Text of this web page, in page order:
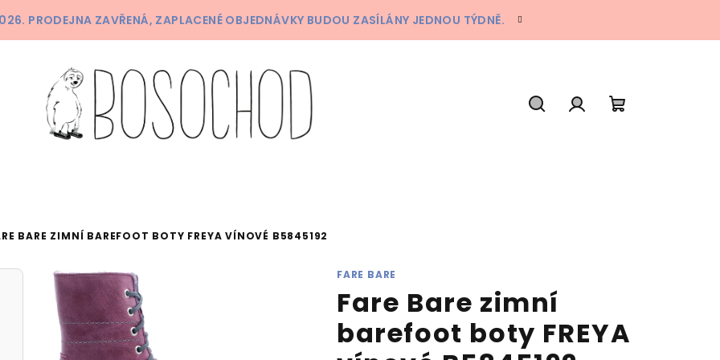
PRODEJNA ZAVŘENÁ, ZAPLACENÉ OBJEDNÁVKY BUDOU ZASÍLÁNY JEDNOU TÝDNĚ.
BARE ZIMNÍ BAREFOOT BOTY FREYA VÍNOVÉ B5845192
FARE BARE
Fare Bare zimní
barefoot boty FREYA